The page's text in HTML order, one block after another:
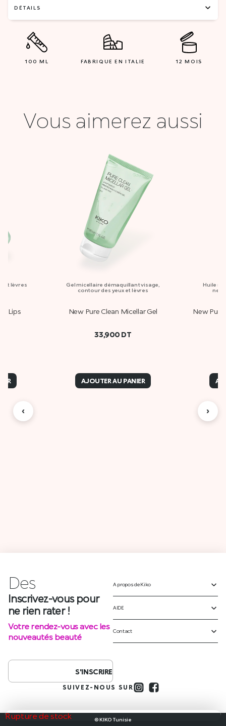
Rupture de stock
DÉTAILS
100 ML FABRIQUE EN ITALIE 12 MOIS
Vous aimerez aussi
et lèvres
Gel micellaire démaquillant visage,
contour des yeux et lèvres
New Pure Clean Micellar Gel
33,900 DT
AJOUTER AU PANIER
Huile
New Pure
‹ ›
Des
Inscrivez-vous pour
ne rien rater !
Votre rendez-vous avec les
nouveautés beauté
S'INSCRIRE
A propos de Kiko
AIDE
Contact
SUIVEZ-NOUS SUR
© KIKO Tunisie